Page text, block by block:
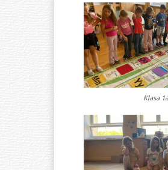
Klasa 1a